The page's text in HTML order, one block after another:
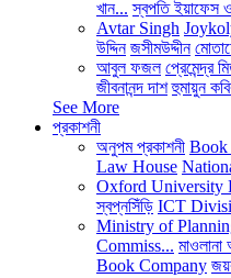
খান... স্বপতি ইয়াফেস
Avtar Singh
উদ্দিন জসীমউদ্দীন
আবুল ফজল প্রেমেন্দ্র
জীবনানন্দ দাশ হুমায়ুন
See More
প্রকাশনী
অনুপম প্রকাশনী Book
Law House
Oxford University
স্বপ্নসিঁড়ি ICT
Ministry of
Commiss... মাওলানা
Book Company